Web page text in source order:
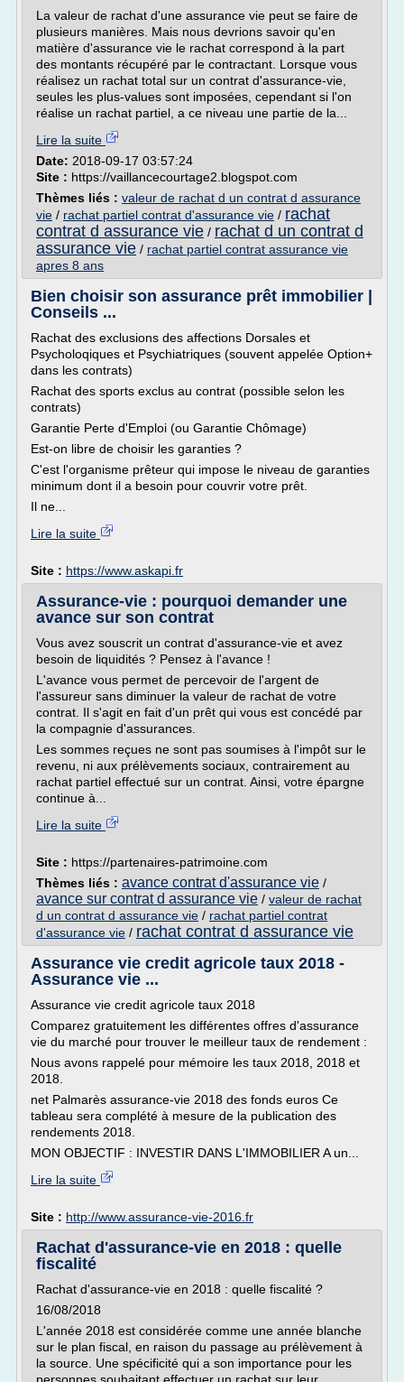
La valeur de rachat d'une assurance vie peut se faire de
plusieurs manières. Mais nous devrions savoir qu'en
matière d'assurance vie le rachat correspond à la part
des montants récupéré par le contractant. Lorsque vous
réalisez un rachat total sur un contrat d'assurance-vie,
seules les plus-values sont imposées, cependant si l'on
réalise un rachat partiel, a ce niveau une partie de la...
Lire la suite
Date: 2018-09-17 03:57:24
Site : https://vaillancecourtage2.blogspot.com
Thèmes liés : valeur de rachat d un contrat d assurance
vie / rachat partiel contrat d'assurance vie / rachat
contrat d assurance vie / rachat d un contrat d
assurance vie / rachat partiel contrat assurance vie
apres 8 ans
Bien choisir son assurance prêt immobilier |
Conseils ...
Rachat des exclusions des affections Dorsales et
Psycholoqiques et Psychiatriques (souvent appelée Option+
dans les contrats)
Rachat des sports exclus au contrat (possible selon les
contrats)
Garantie Perte d'Emploi (ou Garantie Chômage)
Est-on libre de choisir les garanties ?
C'est l'organisme prêteur qui impose le niveau de garanties
minimum dont il a besoin pour couvrir votre prêt.
Il ne...
Lire la suite
Site : https://www.askapi.fr
Assurance-vie : pourquoi demander une
avance sur son contrat
Vous avez souscrit un contrat d'assurance-vie et avez
besoin de liquidités ? Pensez à l'avance !
L'avance vous permet de percevoir de l'argent de
l'assureur sans diminuer la valeur de rachat de votre
contrat. Il s'agit en fait d'un prêt qui vous est concédé par
la compagnie d'assurances.
Les sommes reçues ne sont pas soumises à l'impôt sur le
revenu, ni aux prélèvements sociaux, contrairement au
rachat partiel effectué sur un contrat. Ainsi, votre épargne
continue à...
Lire la suite
Site : https://partenaires-patrimoine.com
Thèmes liés : avance contrat d'assurance vie /
avance sur contrat d assurance vie / valeur de rachat
d un contrat d assurance vie / rachat partiel contrat
d'assurance vie / rachat contrat d assurance vie
Assurance vie credit agricole taux 2018 -
Assurance vie ...
Assurance vie credit agricole taux 2018
Comparez gratuitement les différentes offres d'assurance
vie du marché pour trouver le meilleur taux de rendement :
Nous avons rappelé pour mémoire les taux 2018, 2018 et
2018.
net Palmarès assurance-vie 2018 des fonds euros Ce
tableau sera complété à mesure de la publication des
rendements 2018.
MON OBJECTIF : INVESTIR DANS L'IMMOBILIER A un...
Lire la suite
Site : http://www.assurance-vie-2016.fr
Rachat d'assurance-vie en 2018 : quelle
fiscalité
Rachat d'assurance-vie en 2018 : quelle fiscalité ?
16/08/2018
L'année 2018 est considérée comme une année blanche
sur le plan fiscal, en raison du passage au prélèvement à
la source. Une spécificité qui a son importance pour les